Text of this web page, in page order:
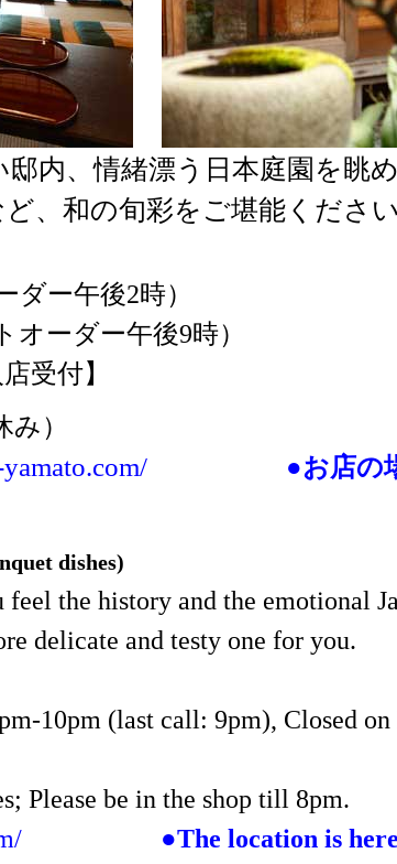
内、情緒漂う日本庭園を眺め
、和の旬彩をご堪能ください
ダー午後2時）
オーダー午後9時）
受付】
）
●お店の
dishes)
the history and the emotional
delicate and testy one for you.
10pm (last call: 9pm), Closed
Please be in the shop till 8pm.
●The location is